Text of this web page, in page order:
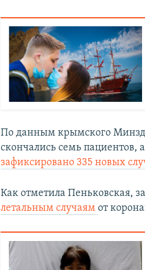
По данным крымского
скончались семь пациентов,
зафиксировано 335 новых
Как отметила Пеньковская,
летальным случаямот